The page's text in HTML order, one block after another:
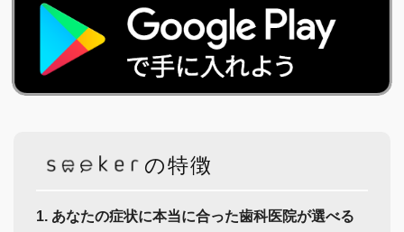
の特徴
1. あなたの症状に本当に合った歯科医院が選べる